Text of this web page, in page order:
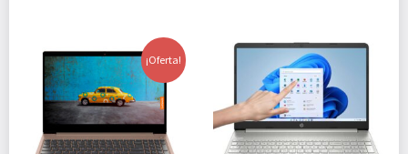
¡Oferta!